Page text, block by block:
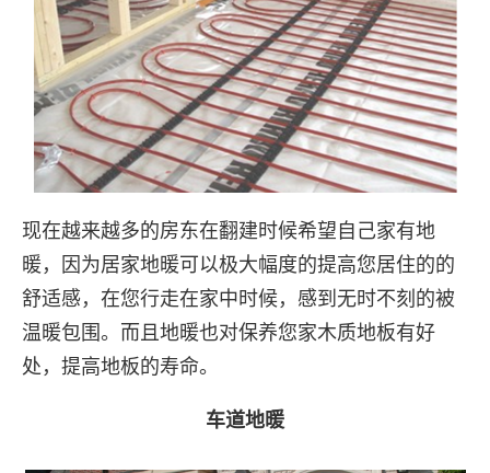
现在越来越多的房东在翻建时候希望自己家有地
暖，因为居家地暖可以极大幅度的提高您居住的的
舒适感，在您行走在家中时候，感到无时不刻的被
温暖包围。而且地暖也对保养您家木质地板有好
处，提高地板的寿命。
车道地暖